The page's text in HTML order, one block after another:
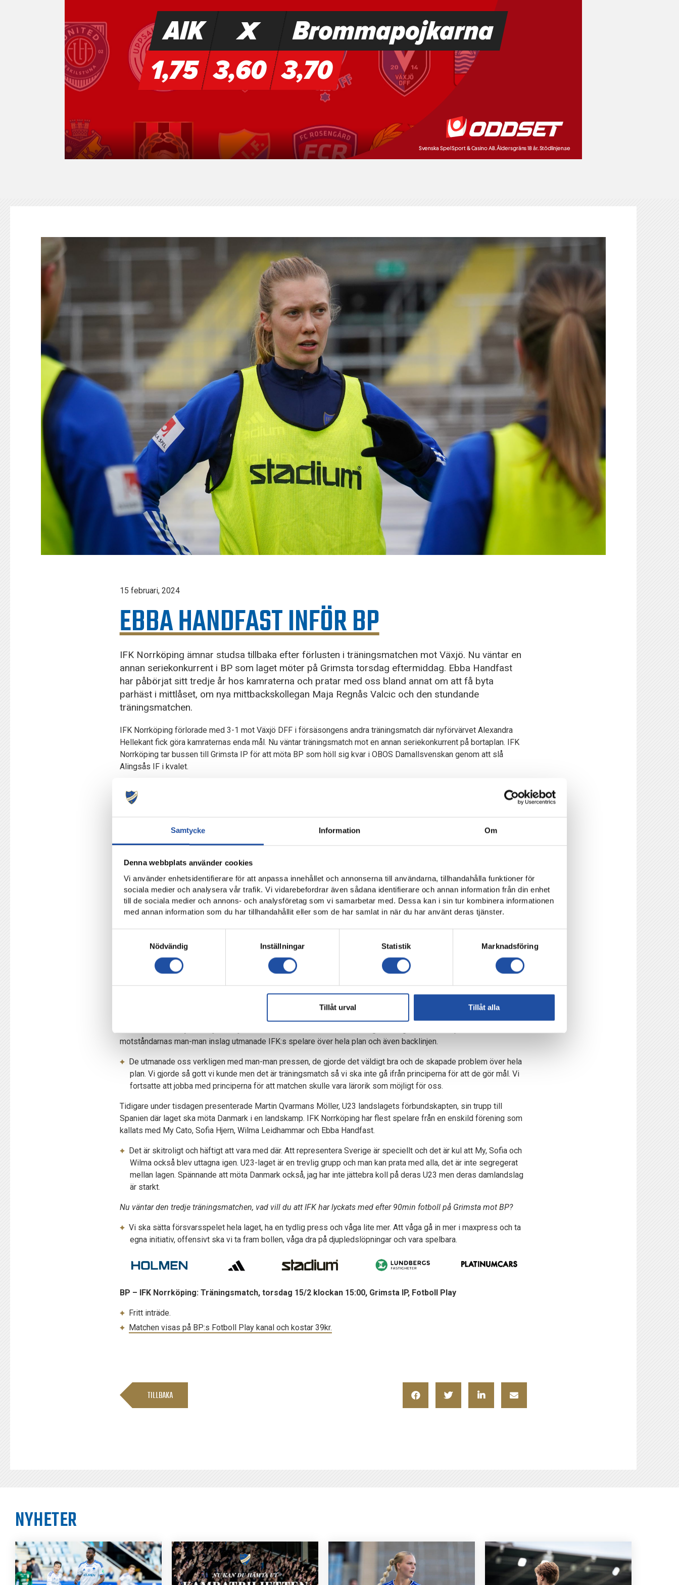
Samtycke Information Om
Denna webbplats använder cookies
Vi använder enhetsidentifierare för att anpassa innehållet och annonserna till användarna, tillhandahålla funktioner för
sociala medier och analysera vår trafik. Vi vidarebefordrar även sådana identifierare och annan information från din enhet
till de sociala medier och annons- och analysföretag som vi samarbetar med. Dessa kan i sin tur kombinera informationen
med annan information som du har tillhandahållit eller som de har samlat in när du har använt deras tjänster.
Nödvändig
Inställningar Statistik Marknadsföring
Tillåt urval Tillåt alla
15 februari, 2024
EBBA HANDFAST INFÖR BP
IFK Norrköping ämnar studsa tillbaka efter förlusten i träningsmatchen mot Växjö. Nu väntar en
annan seriekonkurrent i BP som laget möter på Grimsta torsdag eftermiddag. Ebba Handfast
har påbörjat sitt tredje år hos kamraterna och pratar med oss bland annat om att få byta
parhäst i mittlåset, om nya mittbackskollegan Maja Regnås Valcic och den stundande
träningsmatchen.
IFK Norrköping förlorade med 3-1 mot Växjö DFF i försäsongens andra träningsmatch där nyförvärvet Alexandra
Hellekant fick göra kamraternas enda mål. Nu väntar träningsmatch mot en annan seriekonkurrent på bortaplan. IFK
Norrköping tar bussen till Grimsta IP för att möta BP som höll sig kvar i OBOS Damallsvenskan genom att slå
Alingsås IF i kvalet.
serien föregående år. I Elitettan spelade hon flest matcher bredvid Selma Cajlakovic och uppe i OBOS
kommunikation, vi litar på varandra och försöker sätta varandra i situationer där våra styrkor lyser. Mitt intryck är
att vi vill spela fotboll på samma sätt, nu kommer hon senast från KIF Örebro som spelar annorlunda än vad vi
gjorde men hon är smart och anpassar sig, säger Handfast efter avslutat träningspass på Platinumcars Arena.
Har du tänkt på att du under dina tre säsonger här har fått en ny “primär” mittbackskollega varje år?
Nej det har jag faktiskt inte tänkt på. Det är klart att man lite får börja om med en ny spelare men jag känner att jag
lär mig av de jag spelar med, de jag har spelat med har varit bra på olika saker och det blir nyttigt för mig att
anpassa mig. Det har inte varit ett problem men vi behöver utveckla relationen ännu mer.
Känner du att din senioritet i IFK bland mittbackarna gör att du behöver ta ledarrollen och styra och ställa?
Nej, jag tycker det ska vara delat mellan oss som spelar. Sen backar jag inte från den rollen, Shannon tog en stor
ledarroll förra året med all sin rutin, jag ska försöka ta lite av den rollen och utveckla mig själv i den riktningen.
motståndarnas man-man inslag utmanade IFK:s spelare över hela plan och även backlinjen.
De utmanade oss verkligen med man-man pressen, de gjorde det väldigt bra och de skapade problem över hela
plan. Vi gjorde så gott vi kunde men det är träningsmatch så vi ska inte gå ifrån principerna för att de gör mål. Vi
fortsatte att jobba med principerna för att matchen skulle vara lärorik som möjligt för oss.
Tidigare under tisdagen presenterade Martin Qvarmans Möller, U23 landslagets förbundskapten, sin trupp till
Spanien där laget ska möta Danmark i en landskamp. IFK Norrköping har flest spelare från en enskild förening som
kallats med My Cato, Sofia Hjern, Wilma Leidhammar och Ebba Handfast.
Det är skitroligt och häftigt att vara med där. Att representera Sverige är speciellt och det är kul att My, Sofia och
Wilma också blev uttagna igen. U23-laget är en trevlig grupp och man kan prata med alla, det är inte segregerat
mellan lagen. Spännande att möta Danmark också, jag har inte jättebra koll på deras U23 men deras damlandslag
är starkt.
Nu väntar den tredje träningsmatchen, vad vill du att IFK har lyckats med efter 90min fotboll på Grimsta mot BP?
Vi ska sätta försvarsspelet hela laget, ha en tydlig press och våga lite mer. Att våga gå in mer i maxpress och ta
egna initiativ, offensivt ska vi ta fram bollen, våga dra på djupledslöpningar och vara spelbara.
BP – IFK Norrköping: Träningsmatch, torsdag 15/2 klockan 15:00, Grimsta IP, Fotboll Play
Fritt inträde.
Matchen visas på BP:s Fotboll Play kanal och kostar 39kr.
TILLBAKA
NYHETER